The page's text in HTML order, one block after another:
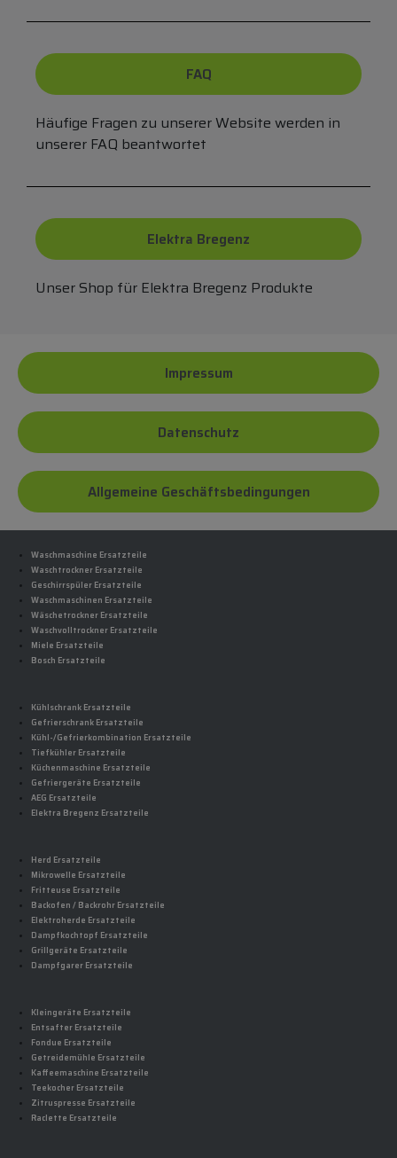
FAQ
Häufige Fragen zu unserer Website werden in
unserer FAQ beantwortet
Elektra Bregenz
Unser Shop für Elektra Bregenz Produkte
Impressum
Datenschutz
Allgemeine Geschäftsbedingungen
Waschmaschine Ersatzteile
Waschtrockner Ersatzteile
Geschirrspüler Ersatzteile
Waschmaschinen Ersatzteile
Wäschetrockner Ersatzteile
Waschvolltrockner Ersatzteile
Miele Ersatzteile
Bosch Ersatzteile
Kühlschrank Ersatzteile
Gefrierschrank Ersatzteile
Kühl-/Gefrierkombination Ersatzteile
Tiefkühler Ersatzteile
Küchenmaschine Ersatzteile
Gefriergeräte Ersatzteile
AEG Ersatzteile
Elektra Bregenz Ersatzteile
Herd Ersatzteile
Mikrowelle Ersatzteile
Fritteuse Ersatzteile
Backofen / Backrohr Ersatzteile
Elektroherde Ersatzteile
Dampfkochtopf Ersatzteile
Grillgeräte Ersatzteile
Dampfgarer Ersatzteile
Kleingeräte Ersatzteile
Entsafter Ersatzteile
Fondue Ersatzteile
Getreidemühle Ersatzteile
Kaffeemaschine Ersatzteile
Teekocher Ersatzteile
Zitruspresse Ersatzteile
Raclette Ersatzteile